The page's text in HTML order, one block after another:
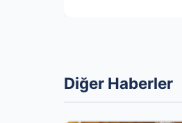
Diğer Haberler